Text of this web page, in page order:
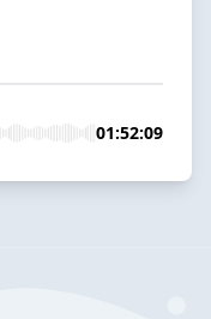
01:52:09